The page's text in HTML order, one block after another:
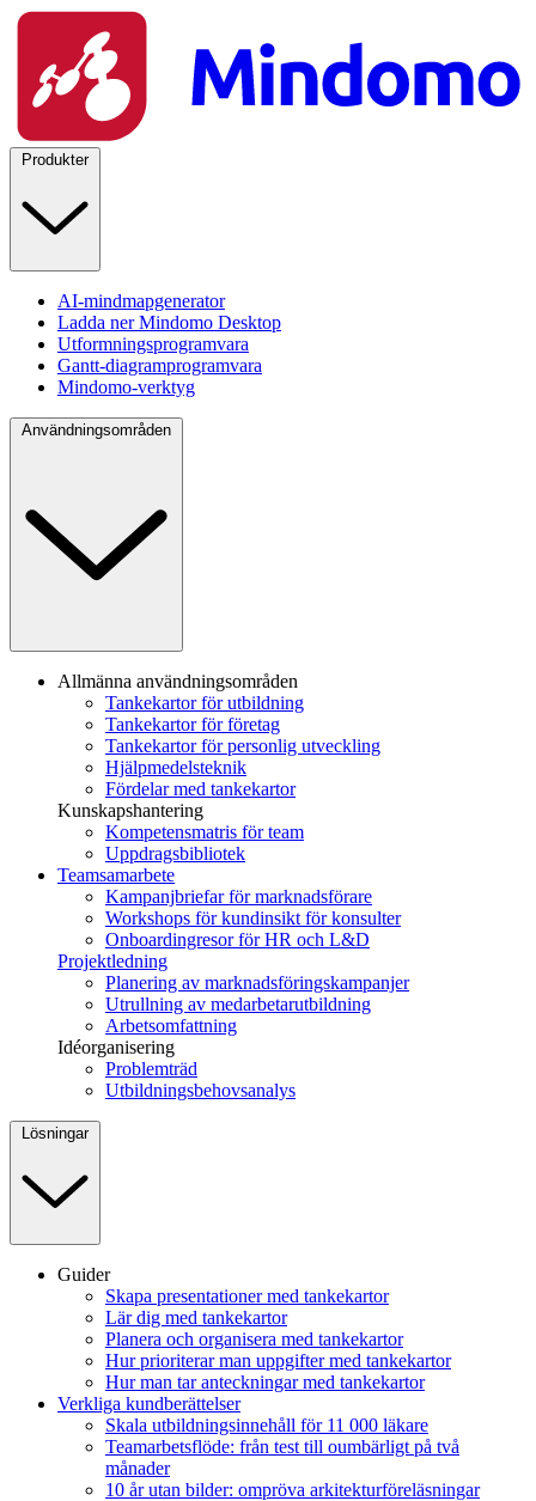
Produkter
AI-mindmapgenerator
Ladda ner Mindomo Desktop
Utformningsprogramvara
Gantt-diagramprogramvara
Mindomo-verktyg
Användningsområden
Allmänna användningsområden
Tankekartor för utbildning
Tankekartor för företag
Tankekartor för personlig utveckling
Hjälpmedelsteknik
Fördelar med tankekartor
Kunskapshantering
Kompetensmatris för team
Uppdragsbibliotek
Teamsamarbete
Kampanjbriefar för marknadsförare
Workshops för kundinsikt för konsulter
Onboardingresor för HR och L&D
Projektledning
Planering av marknadsföringskampanjer
Utrullning av medarbetarutbildning
Arbetsomfattning
Idéorganisering
Problemträd
Utbildningsbehovsanalys
Lösningar
Guider
Skapa presentationer med tankekartor
Lär dig med tankekartor
Planera och organisera med tankekartor
Hur prioriterar man uppgifter med tankekartor
Hur man tar anteckningar med tankekartor
Verkliga kundberättelser
Skala utbildningsinnehåll för 11 000 läkare
Teamarbetsflöde: från test till oumbärligt på två
månader
10 år utan bilder: ompröva arkitekturföreläsningar